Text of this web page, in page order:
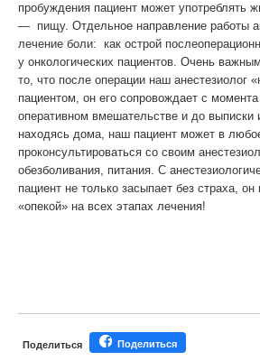
пробуждения пациент может употреблять
— пищу. Отдельное направление работы
лечение боли: как острой
у онкологических пациентов. Очень
то, что после операции наш анестезиолог
пациентом, он его сопровождает с
оперативном вмешательстве и до выписки
находясь дома, наш пациент может в
проконсультироваться со своим
обезболивания, питания. С
пациент не только засыпает без страха,
«опекой» на всех этапах лечения!
Поделиться Поделиться